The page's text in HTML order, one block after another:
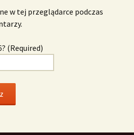
w tej przeglądarce podczas
(Required)